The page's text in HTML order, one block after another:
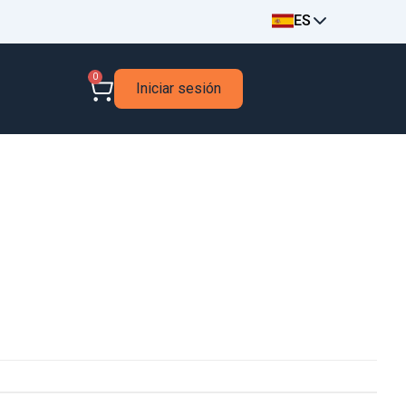
ES
0
Iniciar sesión